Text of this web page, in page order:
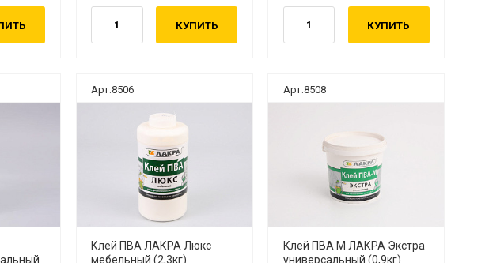
КУПИТЬ КУПИТЬ
Арт.8506
Клей ПВА ЛАКРА Люкс
мебельный (2,3кг)
Арт.8508
Клей ПВА М ЛАКРА Экстра
универсальный (0,9кг)